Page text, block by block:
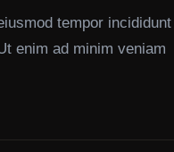
tempor incididunt
enim ad minim veniam